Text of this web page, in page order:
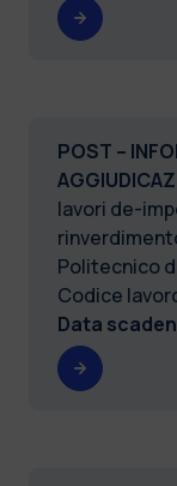
POST –
lavori de-
Politecnico
Codice
Data